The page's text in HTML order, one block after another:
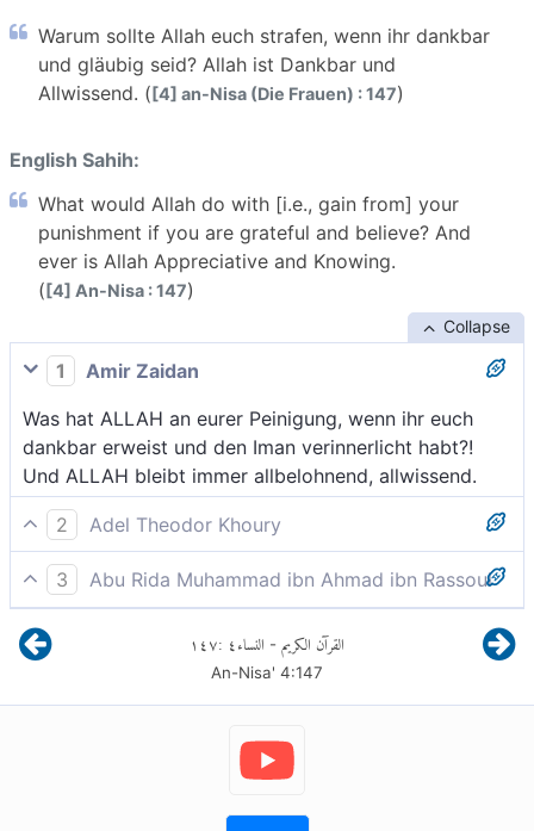
Warum sollte Allah euch strafen, wenn ihr dankbar
und gläubig seid? Allah ist Dankbar und
Allwissend. ([4] an-Nisa (Die Frauen) : 147)
English Sahih:
What would Allah do with [i.e., gain from] your
punishment if you are grateful and believe? And
ever is Allah Appreciative and Knowing.
([4] An-Nisa : 147)
Collapse
1
Amir Zaidan
Was hat ALLAH an eurer Peinigung, wenn ihr euch
dankbar erweist und den Iman verinnerlicht habt?!
Und ALLAH bleibt immer allbelohnend, allwissend.
2
Adel Theodor Khoury
Warum sollte Gott euch peinigen, wenn ihr dankbar
und gläubig seid? Und Gott zeigt sich erkenntlich und
weiß Bescheid.
3
Abu Rida Muhammad ibn Ahmad ibn Rassoul
Was wird Allah aus eurer Bestrafung machen, wenn ihr
dankbar seid und glaubt? Und Allah ist Dankend,
القرآن الكريم - النساء٤ :١٤٧
An-Nisa' 4:147